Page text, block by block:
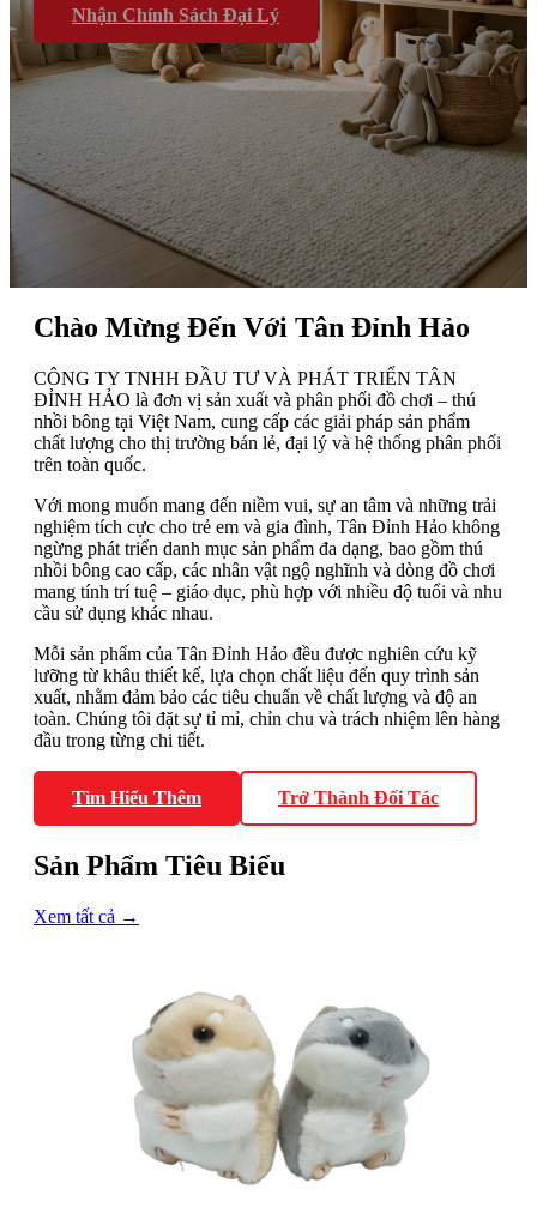
Nhận Chính Sách Đại Lý
Mua Sắm Ngay Đại Lý Gần Bạn
Khám Phá Sản Phẩm
Chào Mừng Đến Với Tân Đỉnh Hảo
CÔNG TY TNHH ĐẦU TƯ VÀ PHÁT TRIỂN TÂN
ĐỈNH HẢO là đơn vị sản xuất và phân phối đồ chơi – thú
nhồi bông tại Việt Nam, cung cấp các giải pháp sản phẩm
chất lượng cho thị trường bán lẻ, đại lý và hệ thống phân phối
trên toàn quốc.
Với mong muốn mang đến niềm vui, sự an tâm và những trải
nghiệm tích cực cho trẻ em và gia đình, Tân Đỉnh Hảo không
ngừng phát triển danh mục sản phẩm đa dạng, bao gồm thú
nhồi bông cao cấp, các nhân vật ngộ nghĩnh và dòng đồ chơi
mang tính trí tuệ – giáo dục, phù hợp với nhiều độ tuổi và nhu
cầu sử dụng khác nhau.
Mỗi sản phẩm của Tân Đỉnh Hảo đều được nghiên cứu kỹ
lưỡng từ khâu thiết kế, lựa chọn chất liệu đến quy trình sản
xuất, nhằm đảm bảo các tiêu chuẩn về chất lượng và độ an
toàn. Chúng tôi đặt sự tỉ mỉ, chỉn chu và trách nhiệm lên hàng
đầu trong từng chi tiết.
Tìm Hiểu Thêm Trở Thành Đối Tác
Sản Phẩm Tiêu Biểu
Xem tất cả →